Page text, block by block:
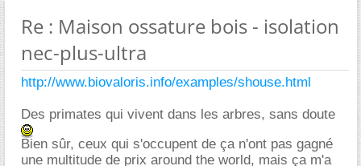
Re : Maison ossature bois - isolation
nec-plus-ultra
http://www.biovaloris.info/examples/shouse.html
Des primates qui vivent dans les arbres, sans doute
Bien sûr, ceux qui s'occupent de ça n'ont pas gagné
une multitude de prix around the world, mais ça m'a